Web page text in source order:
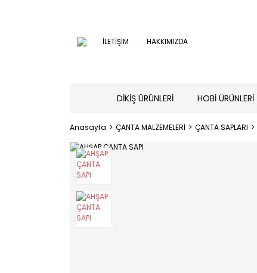
İLETİŞİM HAKKIMIZDA
DİKİŞ ÜRÜNLERİ HOBİ ÜRÜNLERİ
Anasayfa ÇANTA MALZEMELERİ ÇANTA SAPLARI